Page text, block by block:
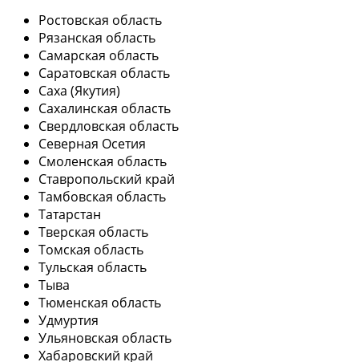
Ростовская область
Рязанская область
Самарская область
Саратовская область
Саха (Якутия)
Сахалинская область
Свердловская область
Северная Осетия
Смоленская область
Ставропольский край
Тамбовская область
Татарстан
Тверская область
Томская область
Тульская область
Тыва
Тюменская область
Удмуртия
Ульяновская область
Хабаровский край